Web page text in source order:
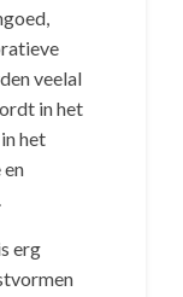
veelal
in het
het
en
erg